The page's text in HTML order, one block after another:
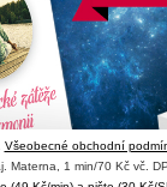
Všeobecné obchodní
Materna, 1 min/70 Kč vč.